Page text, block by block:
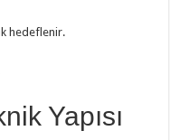
hedeflenir.
Yapısı